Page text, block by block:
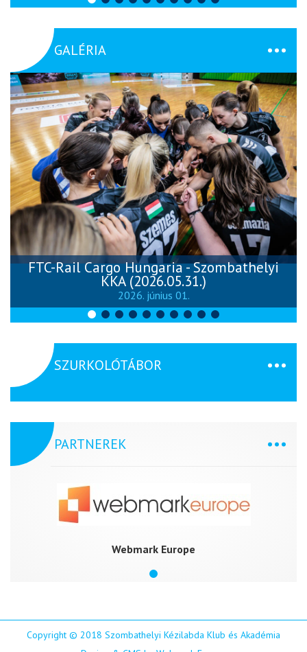
GALÉRIA
FTC-Rail Cargo Hungaria - Szombathelyi
KKA (2026.05.31.)
2026. június 01.
SZURKOLÓTÁBOR
PARTNEREK
Webmark Europe
Copyright © 2018 Szombathelyi Kézilabda Klub és Akadémia